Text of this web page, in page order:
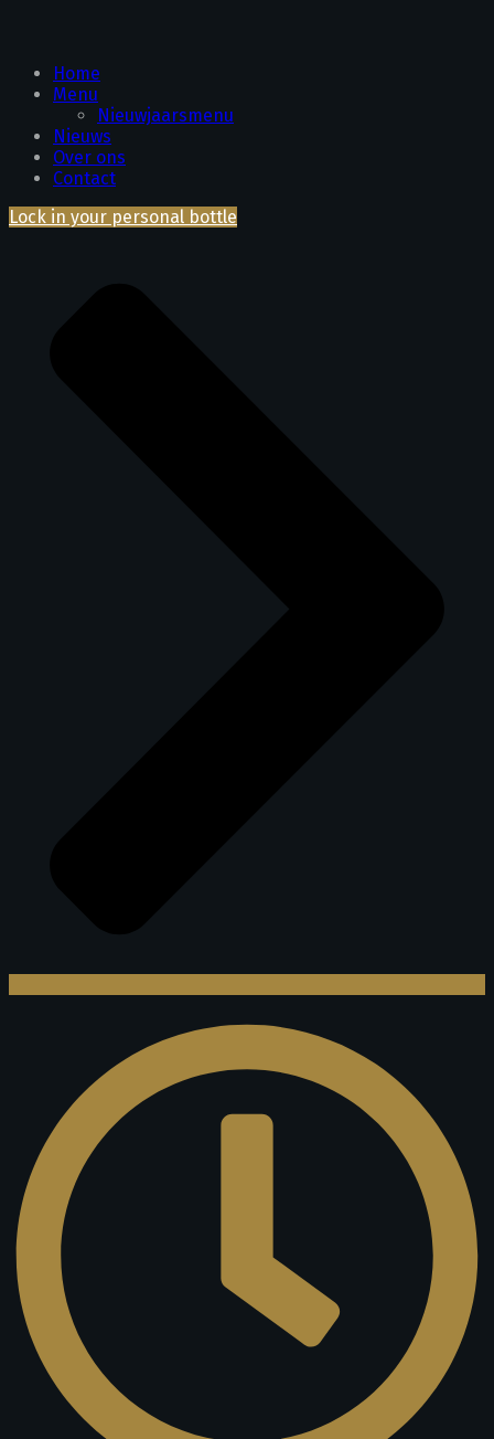
Home
Menu
Nieuwjaarsmenu
Nieuws
Over ons
Contact
Lock in your personal bottle